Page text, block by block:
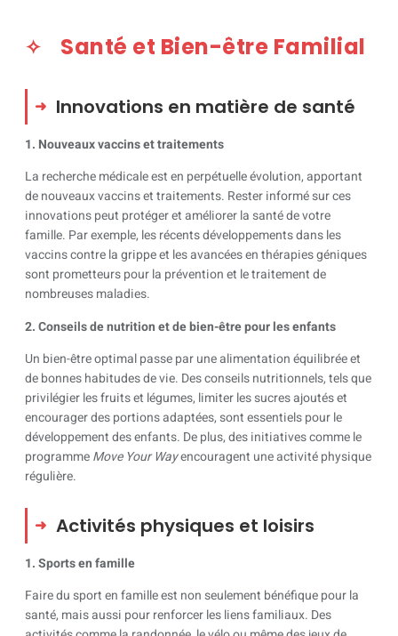
Santé et Bien-être Familial
Innovations en matière de santé
1. Nouveaux vaccins et traitements
La recherche médicale est en perpétuelle évolution, apportant
de nouveaux vaccins et traitements. Rester informé sur ces
innovations peut protéger et améliorer la santé de votre
famille. Par exemple, les récents développements dans les
vaccins contre la grippe et les avancées en thérapies géniques
sont prometteurs pour la prévention et le traitement de
nombreuses maladies.
2. Conseils de nutrition et de bien-être pour les enfants
Un bien-être optimal passe par une alimentation équilibrée et
de bonnes habitudes de vie. Des conseils nutritionnels, tels que
privilégier les fruits et légumes, limiter les sucres ajoutés et
encourager des portions adaptées, sont essentiels pour le
développement des enfants. De plus, des initiatives comme le
programmeMove Your Wayencouragent une activité physique
régulière.
Activités physiques et loisirs
1. Sports en famille
Faire du sport en famille est non seulement bénéfique pour la
santé, mais aussi pour renforcer les liens familiaux. Des